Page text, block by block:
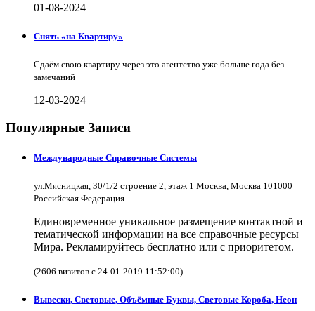
01-08-2024
Снять «на Квартиру»
Сдаём свою квартиру через это агентство уже больше года без
замечаний
12-03-2024
Популярные Записи
Международные Справочные Системы
ул.Мясницкая, 30/1/2 строение 2, этаж 1 Москва, Москва 101000
Российская Федерация
Единовременное уникальное размещение контактной и
тематической информации на все справочные ресурсы
Мира. Рекламируйтесь бесплатно или с приоритетом.
(2606 визитов с 24-01-2019 11:52:00)
Вывески, Световые, Объёмные Буквы, Световые Короба, Неон